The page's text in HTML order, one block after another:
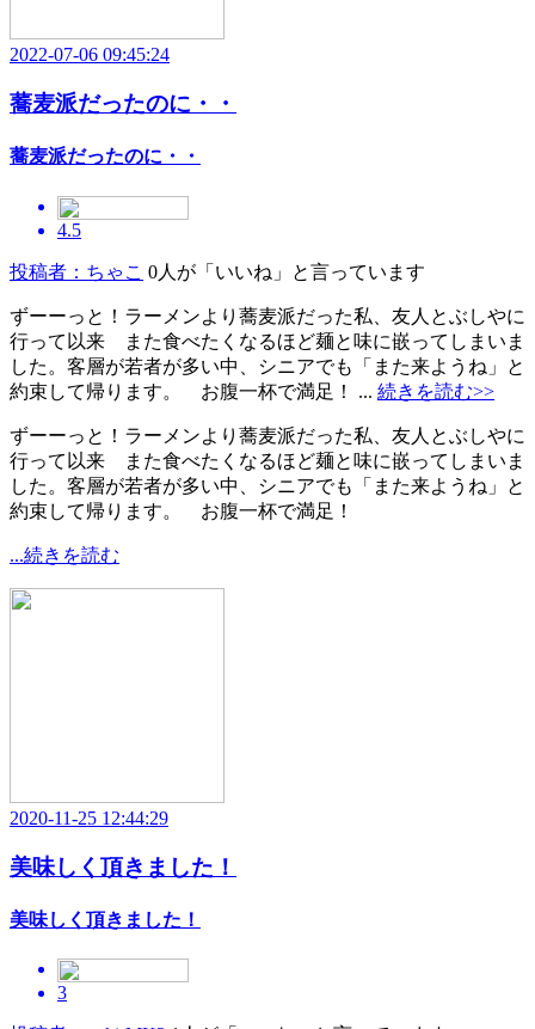
2022-07-06 09:45:24
蕎麦派だったのに・・
蕎麦派だったのに・・
4.5
投稿者：ちゃこ 0人が「いいね」と言っています
ずーーっと！ラーメンより蕎麦派だった私、友人とぶしやに
行って以来 また食べたくなるほど麺と味に嵌ってしまいま
した。客層が若者が多い中、シニアでも「また来ようね」と
約束して帰ります。 お腹一杯で満足！ ... 続きを読む>>
ずーーっと！ラーメンより蕎麦派だった私、友人とぶしやに
行って以来 また食べたくなるほど麺と味に嵌ってしまいま
した。客層が若者が多い中、シニアでも「また来ようね」と
約束して帰ります。 お腹一杯で満足！
...続きを読む
2020-11-25 12:44:29
美味しく頂きました！
美味しく頂きました！
3